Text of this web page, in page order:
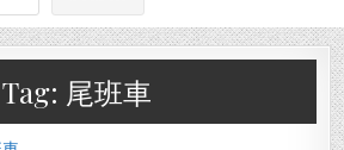
Tag: 尾班車